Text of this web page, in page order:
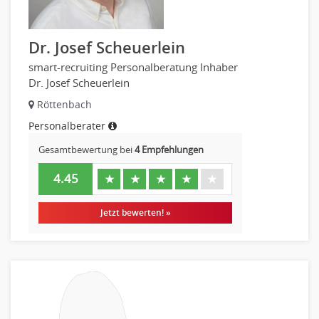
IT Prozessmanagement
SAP/ERP-Beratung, Entwicklung
Training
Web-Entwicklung
Wirtschaftsinformatik
Dr. Josef Scheuerlein
smart-recruiting Personalberatung Inhaber
Dr. Josef Scheuerlein
Röttenbach
Personalberater
Gesamtbewertung bei4 Empfehlungen
4.45 ★ ★ ★ ★ ★
Jetzt bewerten! »